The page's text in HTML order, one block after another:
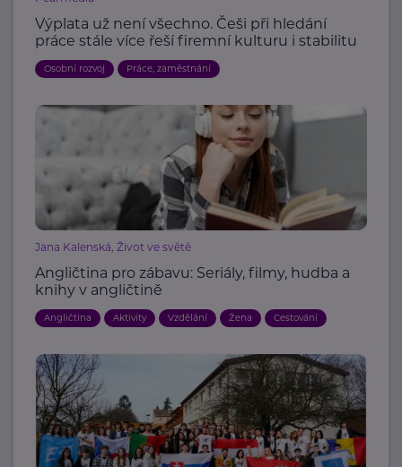
Výplata už není všechno. Češi při hledání
práce stále více řeší firemní kulturu i stabilitu
Osobní rozvoj Práce, zaměstnání
Jana Kalenská, Život ve světě
Angličtina pro zábavu: Seriály, filmy, hudba a
knihy v angličtině
Angličtina Aktivity Vzdělání Žena Cestování